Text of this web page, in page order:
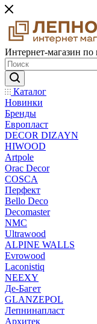
Интернет-магазин по
Каталог
Новинки
Бренды
Европласт
DECOR DIZAYN
HIWOOD
Artpole
Orac Decor
COSCA
Перфект
Bello Deco
Decomaster
NMС
Ultrawood
ALPINE WALLS
Evrowood
Laconistiq
NEEXY
Де-Багет
GLANZEPOL
Лепнинапласт
Архитек